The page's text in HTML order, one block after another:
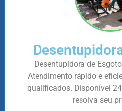
Desentupidora de
Atendimento rápido e
qualificados. Disponível
resolva seu